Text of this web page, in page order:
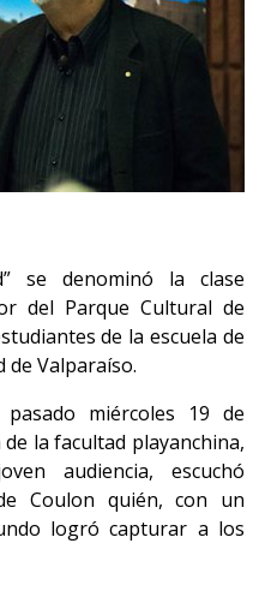
se denominó la clase
del Parque Cultural de
de la escuela de
de Valparaíso.
miércoles 19 de
la facultad playanchina,
audiencia, escuchó
Coulon quién, con un
logró capturar a los